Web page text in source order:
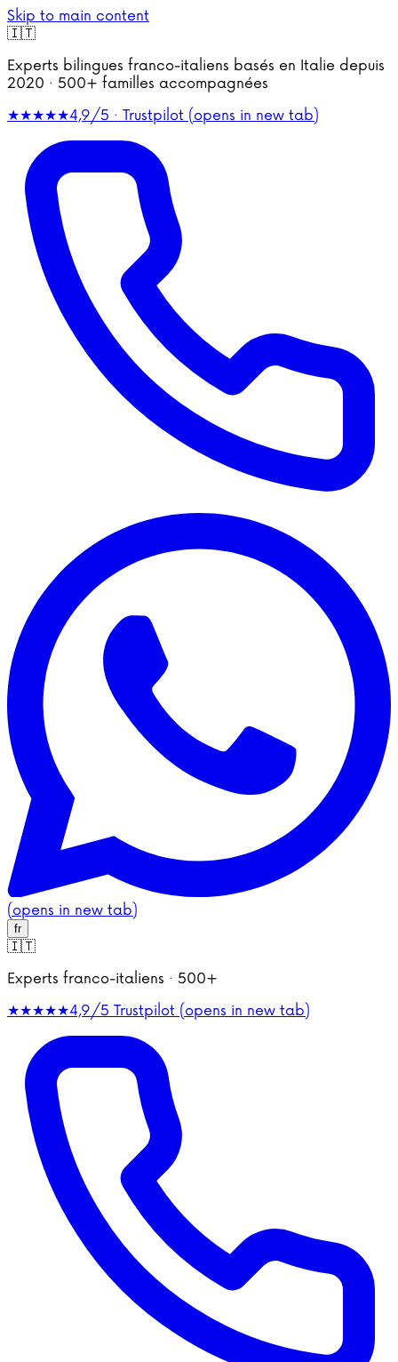
Skip to main content
🇮🇹
Experts bilingues franco-italiens basés en Italie depuis
2020 · 500+ familles accompagnées
★★★★★4,9/5 · Trustpilot (opens in new tab)
(opens in new tab)
fr
🇮🇹
Experts franco-italiens · 500+
★★★★★4,9/5 Trustpilot (opens in new tab)